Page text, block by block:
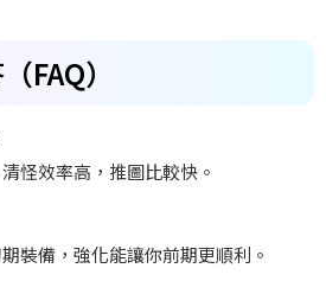
FAQ）
怪效率高，推圖比較快。
裝備，強化能讓你前期更順利。